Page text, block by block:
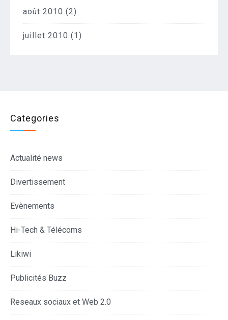
août 2010 (2)
juillet 2010 (1)
Categories
Actualité news
Divertissement
Evènements
Hi-Tech & Télécoms
Likiwi
Publicités Buzz
Reseaux sociaux et Web 2.0